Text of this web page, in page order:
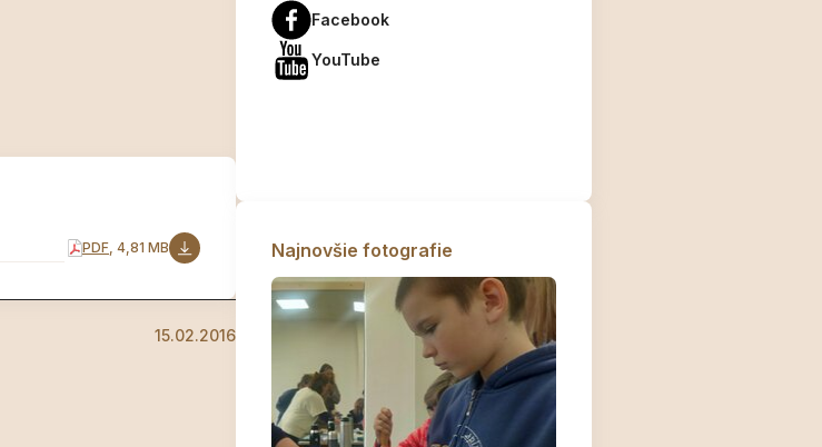
PDF, 4,81 MB
15.02.2016
Facebook
YouTube
Najnovšie fotografie